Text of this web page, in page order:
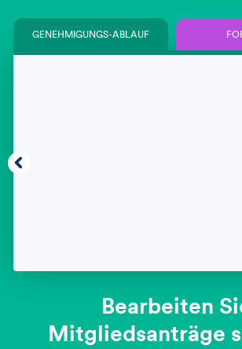
GENEHMIGUNGS-ABLAUF
Bearbeiten
Mitgliedsanträge